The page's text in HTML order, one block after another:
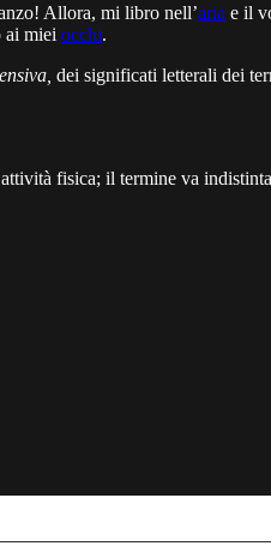
Allora, mi libro nell’aria e il
ai miei occhi.
dei significati letterali dei
fisica; il termine va